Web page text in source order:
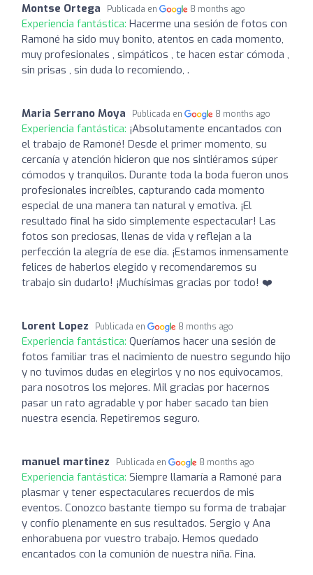
Montse Ortega Publicada en 8 months ago
Experiencia fantástica: Hacerme una sesión de fotos con
Ramoné ha sido muy bonito, atentos en cada momento,
muy profesionales , simpáticos , te hacen estar cómoda ,
sin prisas , sin duda lo recomiendo, .
Maria Serrano Moya Publicada en 8 months ago
Experiencia fantástica: ¡Absolutamente encantados con
el trabajo de Ramoné! Desde el primer momento, su
cercanía y atención hicieron que nos sintiéramos súper
cómodos y tranquilos. Durante toda la boda fueron unos
profesionales increíbles, capturando cada momento
especial de una manera tan natural y emotiva. ¡El
resultado final ha sido simplemente espectacular! Las
fotos son preciosas, llenas de vida y reflejan a la
perfección la alegría de ese día. ¡Estamos inmensamente
felices de haberlos elegido y recomendaremos su
trabajo sin dudarlo! ¡Muchísimas gracias por todo! ❤️
Lorent Lopez Publicada en 8 months ago
Experiencia fantástica: Queríamos hacer una sesión de
fotos familiar tras el nacimiento de nuestro segundo hijo
y no tuvimos dudas en elegirlos y no nos equivocamos,
para nosotros los mejores. Mil gracias por hacernos
pasar un rato agradable y por haber sacado tan bien
nuestra esencia. Repetiremos seguro.
manuel martinez Publicada en 8 months ago
Experiencia fantástica: Siempre llamaría a Ramoné para
plasmar y tener espectaculares recuerdos de mis
eventos. Conozco bastante tiempo su forma de trabajar
y confío plenamente en sus resultados. Sergio y Ana
enhorabuena por vuestro trabajo. Hemos quedado
encantados con la comunión de nuestra niña. Fina.